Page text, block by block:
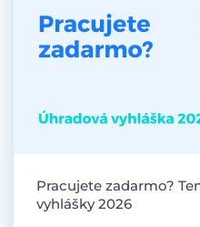
Pracujete zadarmo?
vyhlášky 2026